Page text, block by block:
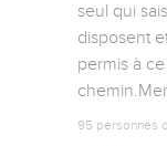
seul qui
disposent
permis à
95 personnes